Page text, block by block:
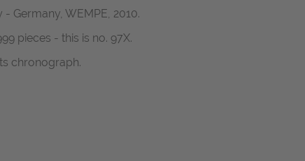
Germany, WEMPE, 2010.
pieces - this is no. 97X.
chronograph.